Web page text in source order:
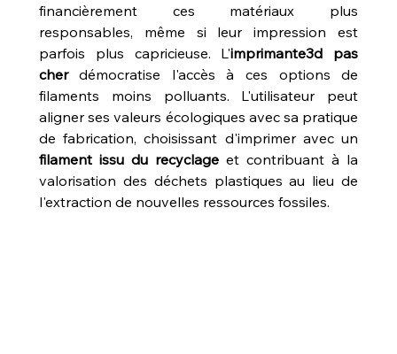
financièrement ces matériaux plus
responsables, même si leur impression est
parfois plus capricieuse. L'imprimante3d pas
cher démocratise l'accès à ces options de
filaments moins polluants. L'utilisateur peut
aligner ses valeurs écologiques avec sa pratique
filament issu du recyclage et contribuant à la
valorisation des déchets plastiques au lieu de
l'extraction de nouvelles ressources fossiles.